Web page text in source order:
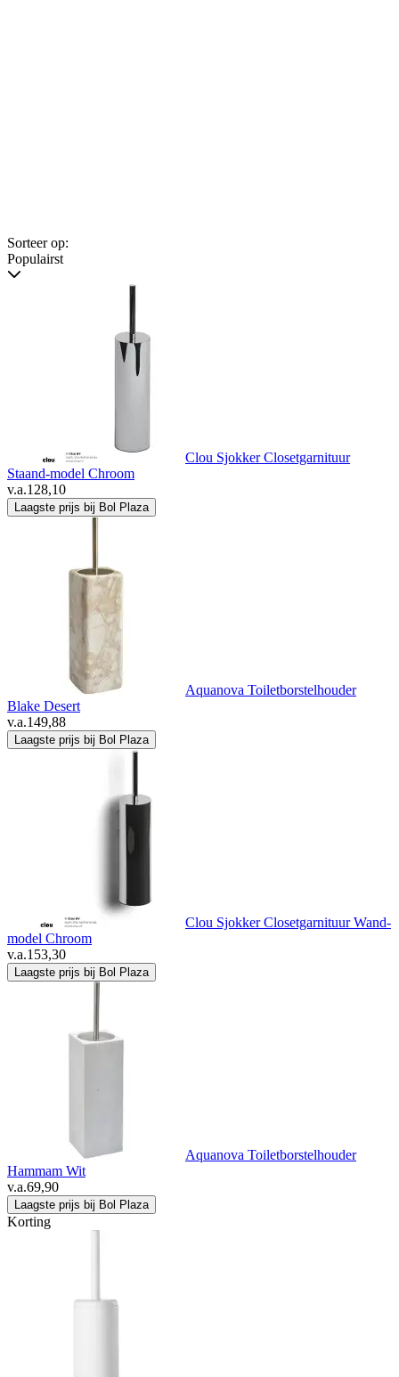
Sorteer op:
Populairst
Clou Sjokker Closetgarnituur
Staand-model Chroom
v.a.128,10
Laagste prijs bij Bol Plaza
Aquanova Toiletborstelhouder
Blake Desert
v.a.149,88
Laagste prijs bij Bol Plaza
Clou Sjokker Closetgarnituur Wand-
model Chroom
v.a.153,30
Laagste prijs bij Bol Plaza
Aquanova Toiletborstelhouder
Hammam Wit
v.a.69,90
Laagste prijs bij Bol Plaza
Korting